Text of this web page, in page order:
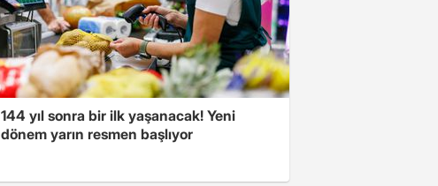
144 yıl sonra bir ilk yaşanacak! Yeni
dönem yarın resmen başlıyor